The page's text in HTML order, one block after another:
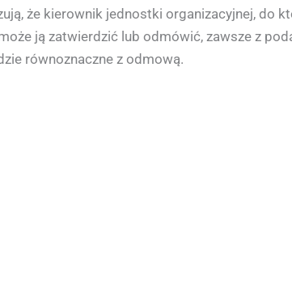
że kierownik jednostki organizacyjnej, do
ją zatwierdzić lub odmówić, zawsze z
równoznaczne z odmową.